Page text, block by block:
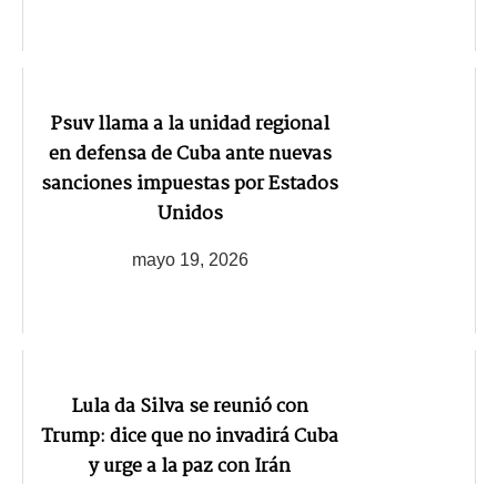
Psuv llama a la unidad regional
en defensa de Cuba ante nuevas
sanciones impuestas por Estados
Unidos
mayo 19, 2026
Lula da Silva se reunió con
Trump: dice que no invadirá Cuba
y urge a la paz con Irán